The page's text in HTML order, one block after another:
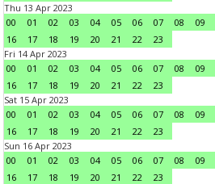
Thu 13 Apr 2023
00
01 02 03 04 05 06 07 08 09
16
17 18 19 20 21 22
23
Fri 14 Apr 2023
00
01 02 03 04 05 06 07 08 09
16
17 18 19 20 21 22
23
Sat 15 Apr 2023
00
01 02 03 04 05 06 07 08 09
16
17 18 19 20 21 22
23
Sun 16 Apr 2023
00
01 02 03 04 05 06 07 08 09
16
17 18 19 20 21 22
23